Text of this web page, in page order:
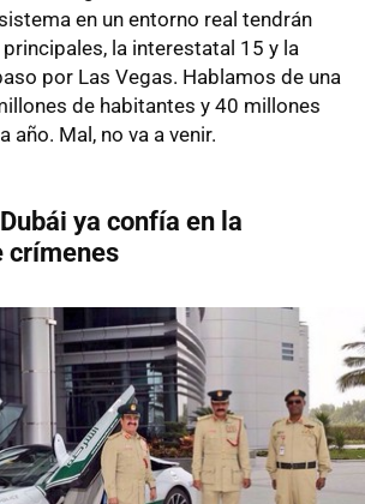
en un entorno real tendrán
la interestatal 15 y la
por Las Vegas. Hablamos de una
de habitantes y 40 millones
año. Mal, no va a venir.
ya confía en la
crímenes